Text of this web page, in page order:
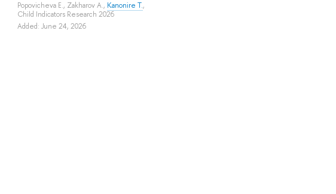
Popovicheva E., Zakharov A., Kanonire T.,
Child Indicators Research 2026
Added: June 24, 2026